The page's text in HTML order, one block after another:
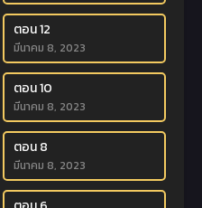
ตอน 12
มีนาคม 8, 2023
ตอน 10
มีนาคม 8, 2023
ตอน 8
มีนาคม 8, 2023